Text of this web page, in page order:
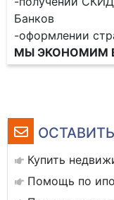
Купить
Помощь по
Банков
-оформлении
МЫ ЭКОНОМИМ